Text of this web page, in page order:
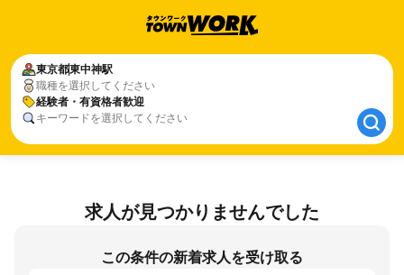
東京都東中神駅
職種を選択してください
経験者・有資格者歓迎
キーワードを選択してください
東京都東中神駅
経験者・有資格者歓迎
求人が見つかりませんでした
この条件の新着求人を受け取る